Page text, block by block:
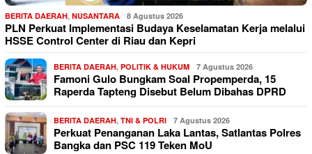
BERITA DAERAH, NUSANTARA 8 Agustus 2026
PLN Perkuat Implementasi Budaya Keselamatan Kerja melalui
HSSE Control Center di Riau dan Kepri
BERITA DAERAH, POLITIK & HUKUM 7 Agustus 2026
Famoni Gulo Bungkam Soal Propemperda, 15
Raperda Tapteng Disebut Belum Dibahas DPRD
BERITA DAERAH, TNI & POLRI 7 Agustus 2026
Perkuat Penanganan Laka Lantas, Satlantas Polres
Bangka dan PSC 119 Teken MoU